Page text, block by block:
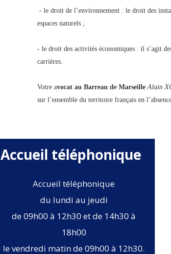
- le droit de l’environnement : le droit des
espaces naturels ;
- le droit des activités économiques : il s’agit
carrières.
Votre avocat au Barreau de Marseille Alain
sur l’ensemble du territoire français en
Accueil téléphonique
Accueil téléphonique
du lundi au jeudi
de 09h00 à 12h30 et de 14h30 à
18h00
le vendredi matin de 09h00 à 12h30.